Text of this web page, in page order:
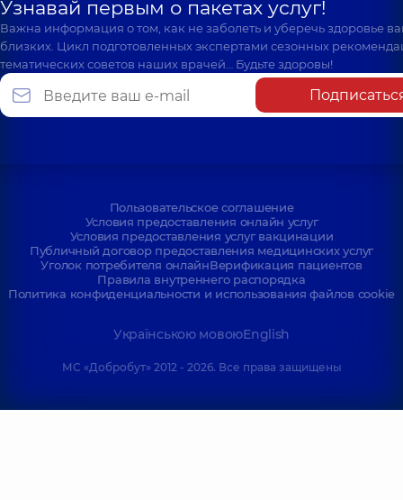
Узнавай первым о пакетах услуг!
Важна информация о том, как не заболеть и уберечь здоровье
близких. Цикл подготовленных экспертами сезонных
тематических советов наших врачей… Будьте здоровы!
Пользовательское соглашение
Условия предоставления онлайн услуг
Условия предоставления услуг вакцинации
Публичный договор предоставления медицинских услуг
Уголок потребителя онлайнВерификация пациентов
Правила внутреннего распорядка
Политика конфиденциальности и использования файлов cookie
Українською мовоюEnglish
МС «Добробут» 2012 - 2026. Все права защищены